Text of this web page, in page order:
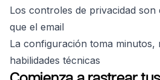
Los controles de privacidad son
que el email
La configuración toma minutos,
habilidades técnicas